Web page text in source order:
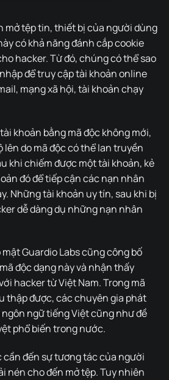
mở tệp tin, thiết bị của người dùng
có khả năng đánh cắp cookie
hacker. Từ đó, chúng có thể sao
để truy cập tài khoản online
mạng xã hội, tài khoản chạy
khoản bằng mã độc không mới,
do mã độc có thể lan truyền
khi chiếm được một tài khoản, kẻ
đó để tiếp cận các nạn nhân
Những tài khoản uy tín, sau khi bị
dễ dàng dụ những nạn nhân
Guardio Labs cũng công bố
độc dạng này và nhận thấy
hacker từ Việt Nam. Trong mã
thập được, các chuyên gia phát
ngữ tiếng Việt cũng như đề
phổ biến trong nước.
cần đến sự tương tác của người
nén cho đến mở tệp. Tuy nhiên